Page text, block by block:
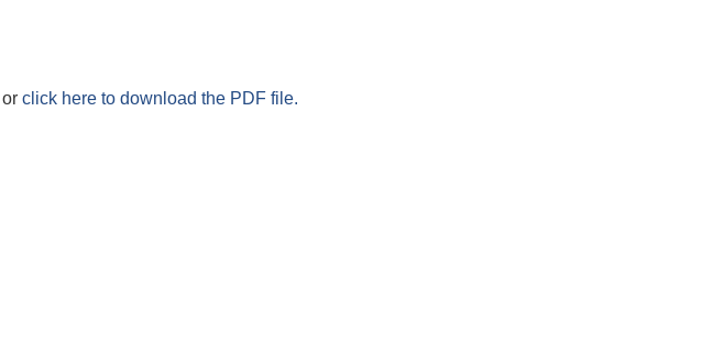
or click here to download the PDF file.